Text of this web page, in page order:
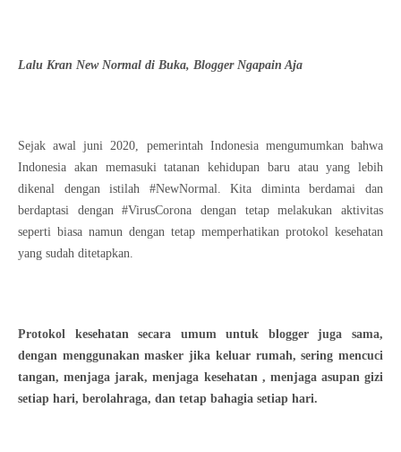
Lalu Kran New Normal di Buka, Blogger Ngapain Aja
Sejak awal juni 2020, pemerintah Indonesia mengumumkan bahwa
Indonesia akan memasuki tatanan kehidupan baru atau yang lebih
dikenal dengan istilah #NewNormal. Kita diminta berdamai dan
berdaptasi dengan #VirusCorona dengan tetap melakukan aktivitas
seperti biasa namun dengan tetap memperhatikan protokol kesehatan
yang sudah ditetapkan.
Protokol kesehatan secara umum untuk blogger juga sama,
dengan menggunakan masker jika keluar rumah, sering mencuci
tangan, menjaga jarak, menjaga kesehatan , menjaga asupan gizi
setiap hari, berolahraga, dan tetap bahagia setiap hari.